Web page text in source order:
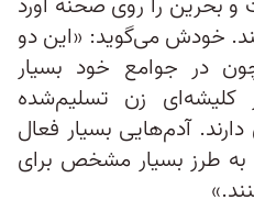
خودش می‌گوید: «این دو
در جوامع خود بسیار
کلیشه‌ای زن تسلیم‌شده
آدم‌هایی بسیار فعال
طرز بسیار مشخص برای